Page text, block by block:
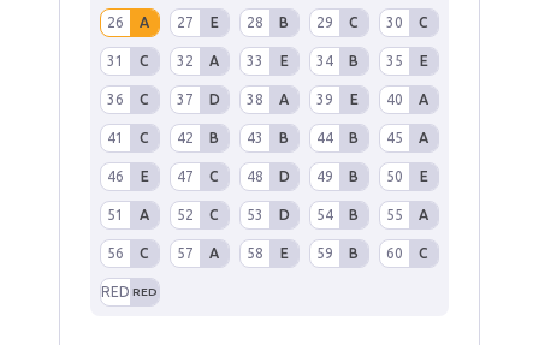
26 A 27 E 28 B 29 C 30 C
31 C 32 A 33 E 34 B 35 E
36 C 37 D 38 A 39 E 40 A
41 C 42 B 43 B 44 B 45 A
46 E 47 C 48 D 49 B 50 E
51 A 52 C 53 D 54 B 55 A
56 C 57 A 58 E 59 B 60 C
RED RED